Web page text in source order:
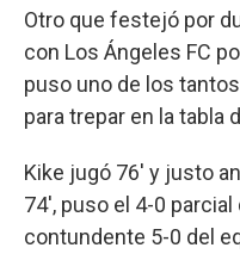
Otro que festejó por
con Los Ángeles FC
puso uno de los
para trepar en la tabla
Kike jugó 76' y justo
74', puso el 4-0
contundente 5-0 del